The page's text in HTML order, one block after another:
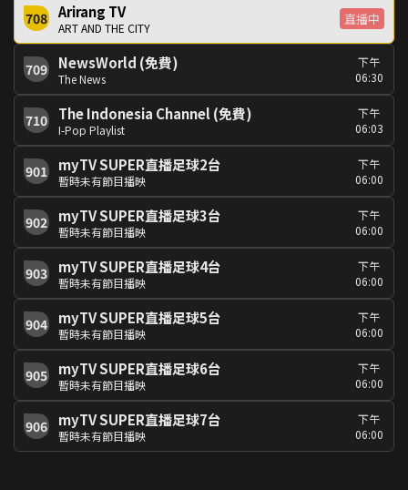
708 Arirang TV
ART AND THE CITY
直播中
709 NewsWorld (免費)
The News
下午
06:30
710 The Indonesia Channel (免費)
I-Pop Playlist
下午
06:03
901 myTV SUPER直播足球2台
暫時未有節目播映
下午
06:00
902 myTV SUPER直播足球3台
暫時未有節目播映
下午
06:00
903 myTV SUPER直播足球4台
暫時未有節目播映
下午
06:00
904 myTV SUPER直播足球5台
暫時未有節目播映
下午
06:00
905 myTV SUPER直播足球6台
暫時未有節目播映
下午
06:00
906 myTV SUPER直播足球7台
暫時未有節目播映
下午
06:00